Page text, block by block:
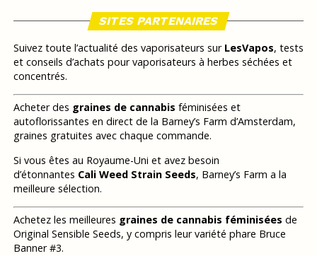
SITES PARTENAIRES
Suivez toute l’actualité des vaporisateurs sur LesVapos, tests
et conseils d’achats pour vaporisateurs à herbes séchées et
concentrés.
Acheter des graines de cannabis féminisées et
autoflorissantes en direct de la Barney’s Farm d’Amsterdam,
graines gratuites avec chaque commande.
Si vous êtes au Royaume-Uni et avez besoin
d’étonnantes Cali Weed Strain Seeds, Barney’s Farm a la
meilleure sélection.
Achetez les meilleures graines de cannabis féminisées de
Original Sensible Seeds, y compris leur variété phare Bruce
Banner #3.